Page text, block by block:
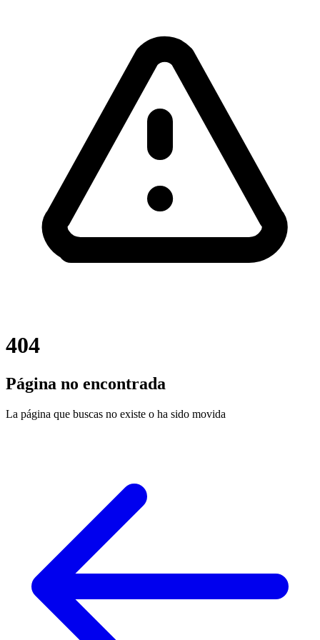
404
Página no encontrada
La página que buscas no existe o ha sido movida